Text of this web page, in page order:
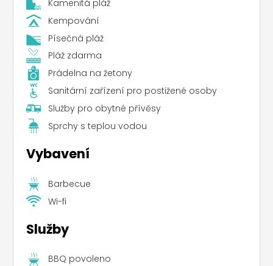
Kamenitá pláž
Kempování
Písečná pláž
Pláž zdarma
Prádelna na žetony
Sanitární zařízení pro postižené osoby
Služby pro obytné přívěsy
Sprchy s teplou vodou
Vybavení
Barbecue
Wi-fi
Služby
BBQ povoleno